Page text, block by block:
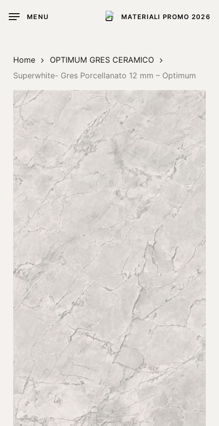
MATERIALI PROMO 2026
MENU
Home
OPTIMUM GRES CERAMICO
Superwhite- Gres Porcellanato 12 mm – Optimum